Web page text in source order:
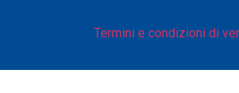
Termini e condizioni di